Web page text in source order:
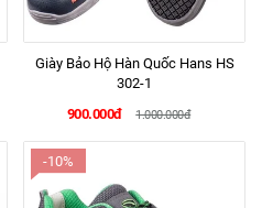
Giày Bảo Hộ Hàn Quốc Hans HS
302-1
900.000đ
1.000.000đ
-10%